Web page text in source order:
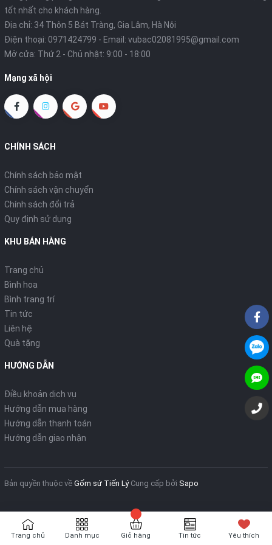
tốt nhất cho khách hàng.
Địa chỉ: 34 Thôn 5 Bát Tràng, Gia Lâm, Hà Nội
Điện thoại: 0971424799 - Email: vubac02081995@gmail.com
Mở cửa: Thứ 2 - Chủ nhật: 9:00 - 18:00
Mạng xã hội
CHÍNH SÁCH
Chính sách bảo mật
Chính sách vận chuyển
Chính sách đổi trả
Quy định sử dụng
KHU BÁN HÀNG
Trang chủ
Bình hoa
Bình trang trí
Tin tức
Liên hệ
Quà tặng
HƯỚNG DẪN
Điều khoản dịch vụ
Hướng dẫn mua hàng
Hướng dẫn thanh toán
Hướng dẫn giao nhận
Bản quyền thuộc về Gốm sứ Tiến Lý Cung cấp bởi Sapo
Trang chủ Danh mục Giỏ hàng Tin tức Yêu thích